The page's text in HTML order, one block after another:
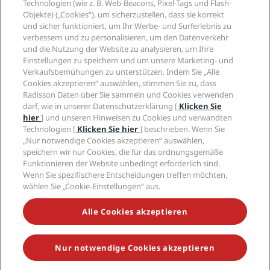
Radisson Hotels APP
„Sports Approved“-Hotels
Familienfreundliche Hotels
Gesundheit & Sicherheit
Medien
Karriere RHG
Karriere PPHE
Karrieren EHL
The Club by RHG
Entwicklungsmöglichkeiten
Responsible Business – Unser Engagement
Einkauf
Rechtliches
Privacy Centre
Rechtliche Hinweise
Radisson Rewards Geschäftsbedingungen
Website-Nutzungsvereinbarung
Digitale Barrierefreiheit
Moderne Sklaverei – Erklärung
Hilfe
Verbrauchermeldungen
Kontakt
FAQ
Inhaltsübersicht
Soziale Medien
Marken von Radisson Hotels
VERPASSEN SIE NIEMALS UNSERE BELIEBTESTEN
ANGEBOTE
© 2026 Radisson Hotel Group.Alle Rechte vorbehalten. RHG Radisson
Hotel Group, Radisson, Radisson RED, Radisson Blu, Radisson Collection,
Technologien (wie z. B. Web-Beacons, Pixel-Tags und Flash-
Objekte) („Cookies“), um sicherzustellen, dass sie korrekt
und sicher funktioniert, um Ihr Werbe- und Surferlebnis zu
verbessern und zu personalisieren, um den Datenverkehr
und die Nutzung der Website zu analysieren, um Ihre
Einstellungen zu speichern und um unsere Marketing- und
Verkaufsbemühungen zu unterstützen. Indem Sie „Alle
Cookies akzeptieren“ auswählen, stimmen Sie zu, dass
Radisson Daten über Sie sammeln und Cookies verwenden
darf, wie in unserer Datenschutzerklärung [ Klicken Sie
hier] und unseren Hinweisen zu Cookies und verwandten
Technologien [ Klicken Sie hier] beschrieben. Wenn Sie
„Nur notwendige Cookies akzeptieren“ auswählen,
speichern wir nur Cookies, die für das ordnungsgemäße
Funktionieren der Website unbedingt erforderlich sind.
Wenn Sie spezifischere Entscheidungen treffen möchten,
wählen Sie „Cookie-Einstellungen“ aus.
Alle Cookies akzeptieren
Nur notwendige Cookies akzeptieren